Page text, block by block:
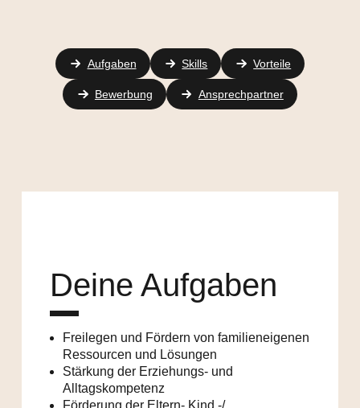
Aufgaben Skills Vorteile
Bewerbung Ansprechpartner
Deine Aufgaben
Freilegen und Fördern von familieneigenen
Ressourcen und Lösungen
Stärkung der Erziehungs- und
Alltagskompetenz
Förderung der Eltern- Kind -/